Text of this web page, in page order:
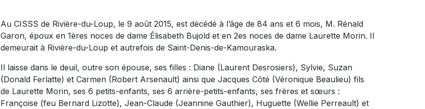
Au CISSS de Rivière-du-Loup, le 9 août 2015, est décédé à l’âge de 84 ans et 6 mois, M. Rénald
Garon, époux en 1ères noces de dame Élisabeth Bujold et en 2es noces de dame Laurette Morin. Il
demeurait à Rivière-du-Loup et autrefois de Saint-Denis-de-Kamouraska.
Il laisse dans le deuil, outre son épouse, ses filles : Diane (Laurent Desrosiers), Sylvie, Suzan
(Donald Ferlatte) et Carmen (Robert Arsenault) ainsi que Jacques Côté (Véronique Beaulieu) fils
de Laurette Morin, ses 6 petits-enfants, ses 6 arrière-petits-enfants, ses frères et sœurs :
Françoise (feu Bernard Lizotte), Jean-Claude (Jeannine Gauthier), Huguette (Wellie Perreault) et